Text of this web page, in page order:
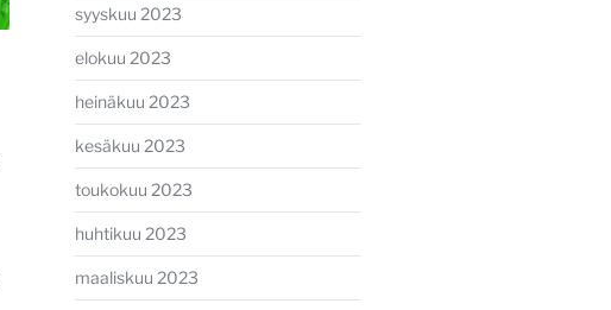
syyskuu 2023
elokuu 2023
heinäkuu 2023
kesäkuu 2023
toukokuu 2023
huhtikuu 2023
maaliskuu 2023